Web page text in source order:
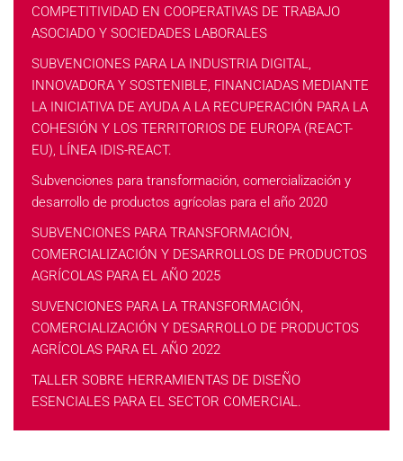
COMPETITIVIDAD EN COOPERATIVAS DE TRABAJO
ASOCIADO Y SOCIEDADES LABORALES
SUBVENCIONES PARA LA INDUSTRIA DIGITAL,
INNOVADORA Y SOSTENIBLE, FINANCIADAS MEDIANTE
LA INICIATIVA DE AYUDA A LA RECUPERACIÓN PARA LA
COHESIÓN Y LOS TERRITORIOS DE EUROPA (REACT-
EU), LÍNEA IDIS-REACT.
Subvenciones para transformación, comercialización y
desarrollo de productos agrícolas para el año 2020
SUBVENCIONES PARA TRANSFORMACIÓN,
COMERCIALIZACIÓN Y DESARROLLOS DE PRODUCTOS
AGRÍCOLAS PARA EL AÑO 2025
SUVENCIONES PARA LA TRANSFORMACIÓN,
COMERCIALIZACIÓN Y DESARROLLO DE PRODUCTOS
AGRÍCOLAS PARA EL AÑO 2022
TALLER SOBRE HERRAMIENTAS DE DISEÑO
ESENCIALES PARA EL SECTOR COMERCIAL.